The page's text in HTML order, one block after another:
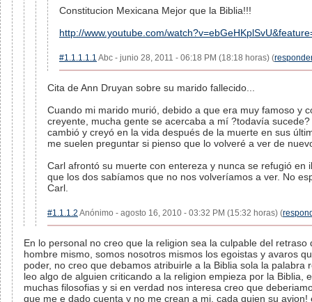
Constitucion Mexicana Mejor que la Biblia!!!
http://www.youtube.com/
#1.1.1.1.1 Abc - junio 28, 2011 - 06:18 PM (18:18 horas) (
Cita de Ann Druyan sobre su marido fallecido...
Cuando mi marido murió, debido a que era muy famoso y
creyente, mucha gente se acercaba a mí ?todavía
cambió y creyó en la vida después de la muerte en sus
me suelen preguntar si pienso que lo volveré a ver de
Carl afrontó su muerte con entereza y nunca se refugió en
que los dos sabíamos que no nos volveríamos a ver. No
Carl.
#1.1.1.2 Anónimo - agosto 16, 2010 - 03:32 PM (15:32 horas) (
En lo personal no creo que la religion sea la culpable del retraso
hombre mismo, somos nosotros mismos los egoistas y avaros
poder, no creo que debamos atribuirle a la Biblia sola la palabra
leo algo de alguien criticando a la religion empieza por la Biblia,
muchas filosofias y si en verdad nos interesa creo que
que me e dado cuenta y no me crean a mi, cada quien su avion!